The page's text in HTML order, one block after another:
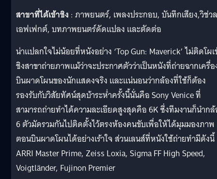
สาขาที่ได้เข้าชิง : ภาพยนตร์, เพลงประกอบ, บันทึกเสียง,วิช่วล
เอฟเฟกต์, บทภาพยนตร์ดัดแปลง และตัดต่อ
น่าแปลกใจไม่น้อยที่หนังอย่าง ‘Top Gun: Maverick’ ไม่ติดโผเ
ชิงสาขาถ่ายภาพแม้ว่าจะประกาศตัวว่าเป็นหนังที่ถ่ายฉากเครื่อ
บินผาดโผนของนักแสดงจริง และแน่นอนว่ากล้องที่ใช้ก็ต้อง
รองรับกับวิสัยทัศน์สุดบ้าระห่ำครั้งนี้นั่นคือ Sony Venice ที่
สามารถถ่ายทำได้ความละเอียดสูงสุดคือ 6K ซึ่งทีมงานก็นำก
6 ตัวมัดรวมกันไปติดตั้งไว้ตรงห้องคนขับเพื่อให้ได้มุมมองภาพ
ตอนบินผาดโผนได้อย่างเร้าใจ ส่วนเลนส์ที่หนังใช้ถ่ายทำมีดังนี้
ARRI Master Prime, Zeiss Loxia, Sigma FF High Speed,
Voigtländer, Fujinon Premier